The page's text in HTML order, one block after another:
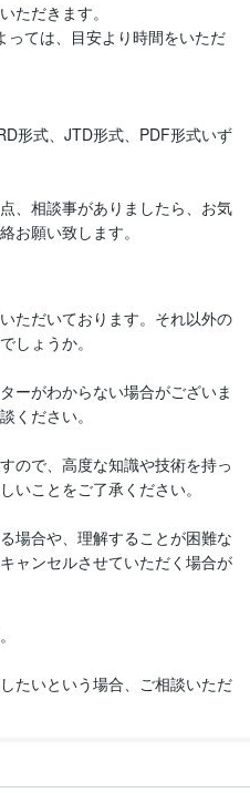
ただきます。
ては、目安より時間をいただ
形式、JTD形式、PDF形式いず
、相談事がありましたら、お気
ただいております。それ以外の
しょうか。
ーがわからない場合がございま
ください。
ので、高度な知識や技術を持っ
いことをご了承ください。
場合や、理解することが困難な
ャンセルさせていただく場合が
たいという場合、ご相談いただ